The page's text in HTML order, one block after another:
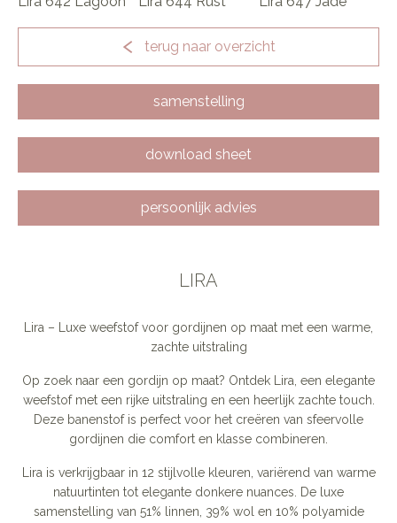
terug naar overzicht
samenstelling
download sheet
persoonlijk advies
LIRA
Lira – Luxe weefstof voor gordijnen op maat met een warme,
zachte uitstraling
Op zoek naar een gordijn op maat? Ontdek Lira, een elegante
weefstof met een rijke uitstraling en een heerlijk zachte touch.
Deze banenstof is perfect voor het creëren van sfeervolle
gordijnen die comfort en klasse combineren.
Lira is verkrijgbaar in 12 stijlvolle kleuren, variërend van warme
natuurtinten tot elegante donkere nuances. De luxe
samenstelling van 51% linnen, 39% wol en 10% polyamide